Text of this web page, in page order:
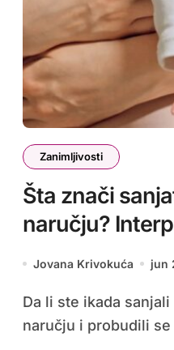
Zanimljivosti
Šta znači
naručju?
Jovana Krivokuća jun
Da li ste ikada sanjali malenu bebu u vašem
naručju i probudili se